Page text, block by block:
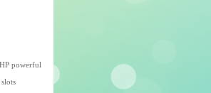
powerful